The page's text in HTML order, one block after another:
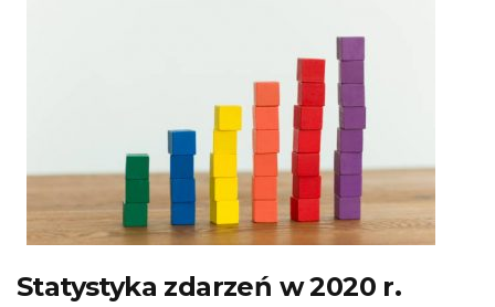
Statystyka zdarzeń w 2020 r.